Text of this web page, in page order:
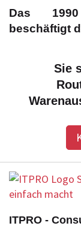
Das 1990
beschäftigt
Sie
ITPRO -